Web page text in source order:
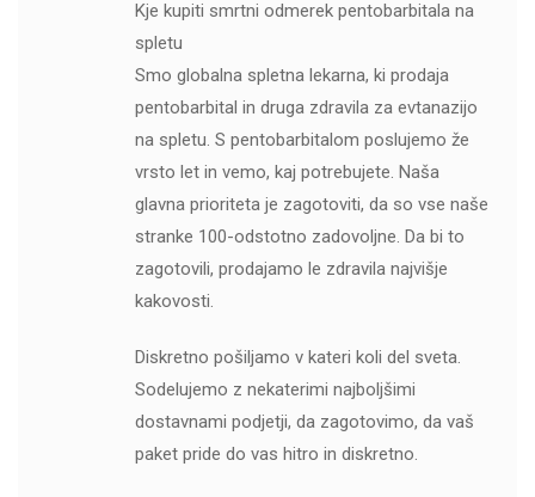
Kje kupiti smrtni odmerek pentobarbitala na
spletu
Smo globalna spletna lekarna, ki prodaja
pentobarbital in druga zdravila za evtanazijo
na spletu. S pentobarbitalom poslujemo že
vrsto let in vemo, kaj potrebujete. Naša
glavna prioriteta je zagotoviti, da so vse naše
stranke 100-odstotno zadovoljne. Da bi to
zagotovili, prodajamo le zdravila najvišje
kakovosti.
Diskretno pošiljamo v kateri koli del sveta.
Sodelujemo z nekaterimi najboljšimi
dostavnami podjetji, da zagotovimo, da vaš
paket pride do vas hitro in diskretno.